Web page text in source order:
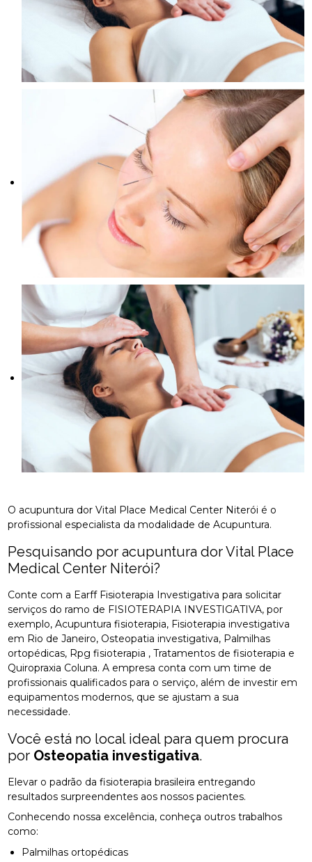
O acupuntura dor Vital Place Medical Center Niterói é o
profissional especialista da modalidade de Acupuntura.
Pesquisando por acupuntura dor Vital Place
Medical Center Niterói?
Conte com a Earff Fisioterapia Investigativa para solicitar
serviços do ramo de FISIOTERAPIA INVESTIGATIVA, por
exemplo, Acupuntura fisioterapia, Fisioterapia investigativa
em Rio de Janeiro, Osteopatia investigativa, Palmilhas
ortopédicas, Rpg fisioterapia , Tratamentos de fisioterapia e
Quiropraxia Coluna. A empresa conta com um time de
profissionais qualificados para o serviço, além de investir em
equipamentos modernos, que se ajustam a sua
necessidade.
Você está no local ideal para quem procura
por Osteopatia investigativa.
Elevar o padrão da fisioterapia brasileira entregando
resultados surpreendentes aos nossos pacientes.
Conhecendo nossa excelência, conheça outros trabalhos
como:
Palmilhas ortopédicas